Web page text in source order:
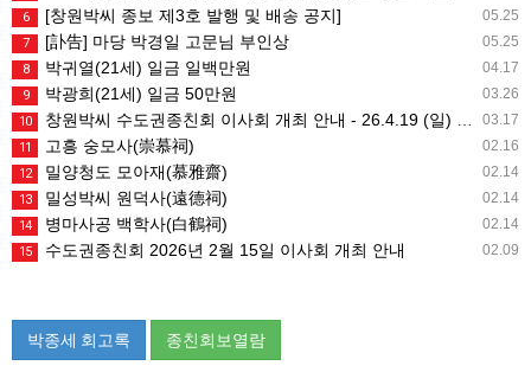
05.25
6 [창원박씨 종보 제3호 발행 및 배송 공지]
05.25
7 [訃告] 마당 박경일 고문님 부인상
04.17
8 박귀열(21세) 일금 일백만원
03.26
9 박광희(21세) 일금 50만원
03.17
10 창원박씨 수도권종친회 이사회 개최 안내 - 26.4.19 (일) 10시
02.16
11 고흥 숭모사(崇慕祠)
02.14
12 밀양청도 모아재(慕雅齋)
02.14
13 밀성박씨 원덕사(遠德祠)
02.14
14 병마사공 백학사(白鶴祠)
02.09
15 수도권종친회 2026년 2월 15일 이사회 개최 안내
박종세 회고록 종친회보열람